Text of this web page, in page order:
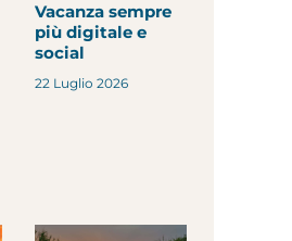
Vacanza sempre
più digitale e
social
22 Luglio 2026